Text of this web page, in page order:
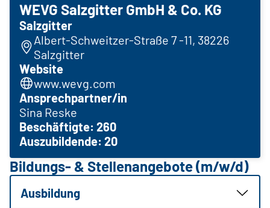
WEVG Salzgitter GmbH & Co. KG
Salzgitter
Albert-Schweitzer-Straße 7 -11, 38226
Salzgitter
Website
www.wevg.com
Ansprechpartner/in
Sina Reske
Beschäftigte: 260
Auszubildende: 20
Bildungs- & Stellenangebote (m/w/d)
Ausbildung